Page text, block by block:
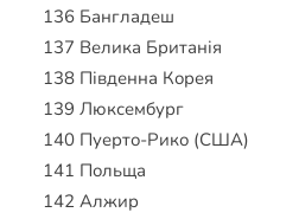
136 Бангладеш
137 Велика Британія
138 Південна Корея
139 Люксембург
140 Пуерто-Рико (США)
141 Польща
142 Алжир